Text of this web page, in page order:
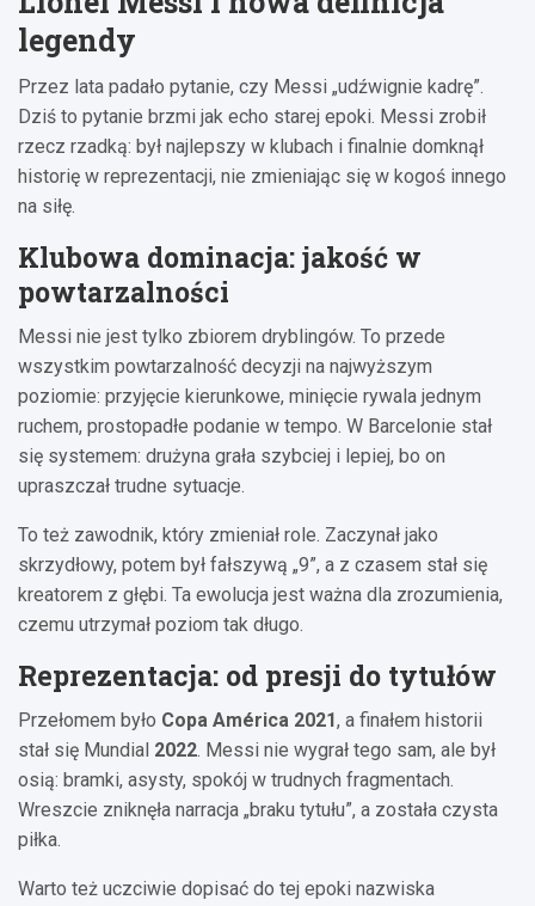
legendy
Przez lata padało pytanie, czy Messi „udźwignie kadrę”.
Dziś to pytanie brzmi jak echo starej epoki. Messi zrobił
rzecz rzadką: był najlepszy w klubach i finalnie domknął
historię w reprezentacji, nie zmieniając się w kogoś innego
na siłę.
Klubowa dominacja: jakość w
powtarzalności
Messi nie jest tylko zbiorem dryblingów. To przede
wszystkim powtarzalność decyzji na najwyższym
poziomie: przyjęcie kierunkowe, minięcie rywala jednym
ruchem, prostopadłe podanie w tempo. W Barcelonie stał
się systemem: drużyna grała szybciej i lepiej, bo on
upraszczał trudne sytuacje.
To też zawodnik, który zmieniał role. Zaczynał jako
skrzydłowy, potem był fałszywą „9”, a z czasem stał się
kreatorem z głębi. Ta ewolucja jest ważna dla zrozumienia,
czemu utrzymał poziom tak długo.
Reprezentacja: od presji do tytułów
Przełomem było Copa América 2021, a finałem historii
stał się Mundial 2022. Messi nie wygrał tego sam, ale był
osią: bramki, asysty, spokój w trudnych fragmentach.
Wreszcie zniknęła narracja „braku tytułu”, a została czysta
piłka.
Warto też uczciwie dopisać do tej epoki nazwiska